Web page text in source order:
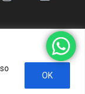
OK